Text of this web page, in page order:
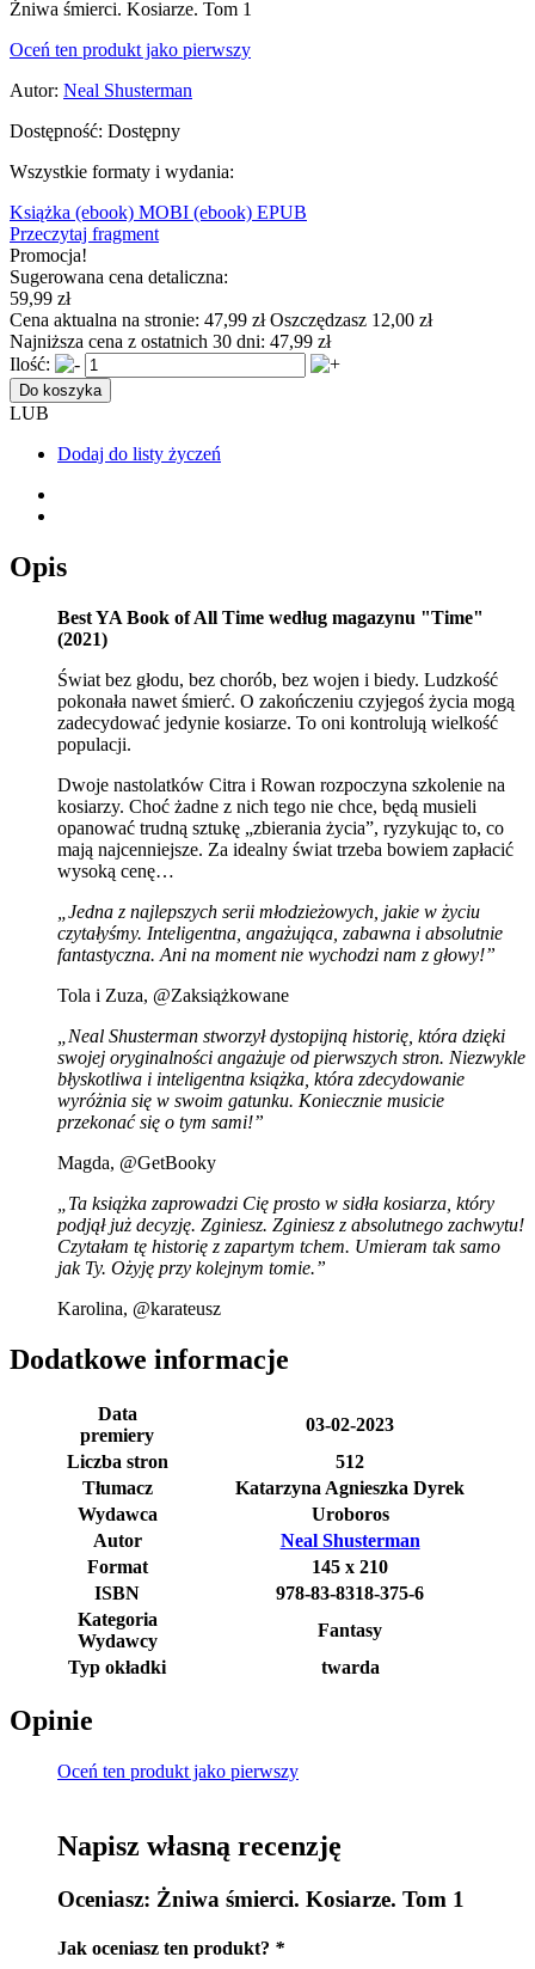
Żniwa śmierci. Kosiarze. Tom 1
Oceń ten produkt jako pierwszy
Autor: Neal Shusterman
Dostępność: Dostępny
Wszystkie formaty i wydania:
Książka (ebook) MOBI (ebook) EPUB
Przeczytaj fragment
Promocja!
Sugerowana cena detaliczna:
59,99 zł
Cena aktualna na stronie: 47,99 złOszczędzasz 12,00 zł
Najniższa cena z ostatnich 30 dni: 47,99 zł
Ilość:
Do koszyka
LUB
Dodaj do listy życzeń
Opis
Best YA Book of All Time według magazynu "Time"
(2021)
Świat bez głodu, bez chorób, bez wojen i biedy. Ludzkość
pokonała nawet śmierć. O zakończeniu czyjegoś życia mogą
zadecydować jedynie kosiarze. To oni kontrolują wielkość
populacji.
Dwoje nastolatków Citra i Rowan rozpoczyna szkolenie na
kosiarzy. Choć żadne z nich tego nie chce, będą musieli
opanować trudną sztukę „zbierania życia”, ryzykując to, co
mają najcenniejsze. Za idealny świat trzeba bowiem zapłacić
wysoką cenę…
„Jedna z najlepszych serii młodzieżowych, jakie w życiu
czytałyśmy. Inteligentna, angażująca, zabawna i absolutnie
fantastyczna. Ani na moment nie wychodzi nam z głowy!”
Tola i Zuza, @Zaksiążkowane
„Neal Shusterman stworzył dystopijną historię, która dzięki
swojej oryginalności angażuje od pierwszych stron. Niezwykle
błyskotliwa i inteligentna książka, która zdecydowanie
wyróżnia się w swoim gatunku. Koniecznie musicie
przekonać się o tym sami!”
Magda, @GetBooky
„Ta książka zaprowadzi Cię prosto w sidła kosiarza, który
podjął już decyzję. Zginiesz. Zginiesz z absolutnego zachwytu!
Czytałam tę historię z zapartym tchem. Umieram tak samo
jak Ty. Ożyję przy kolejnym tomie.”
Karolina, @karateusz
Dodatkowe informacje
Data
premiery
03-02-2023
Liczba stron
512
Tłumacz
Katarzyna Agnieszka Dyrek
Wydawca
Uroboros
Autor
Neal Shusterman
Format
145 x 210
ISBN
978-83-8318-375-6
Kategoria
Wydawcy
Fantasy
Typ okładki
twarda
Opinie
Oceń ten produkt jako pierwszy
Napisz własną recenzję
Oceniasz: Żniwa śmierci. Kosiarze. Tom 1
Jak oceniasz ten produkt? *